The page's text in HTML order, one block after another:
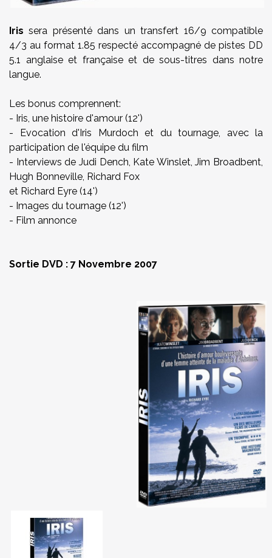
Irissera présenté dans un transfert 16/9 compatible
4/3 au format 1.85 respecté accompagné de pistes DD
5.1 anglaise et française et de sous-titres dans notre
langue.
Les bonus comprennent:
- Iris, une histoire d'amour (12')
- Evocation d'Iris Murdoch et du tournage, avec la
participation de l'équipe du film
- Interviews de Judi Dench, Kate Winslet, Jim Broadbent,
Hugh Bonneville, Richard Fox
et Richard Eyre (14')
- Images du tournage (12')
- Film annonce
Sortie DVD : 7 Novembre 2007